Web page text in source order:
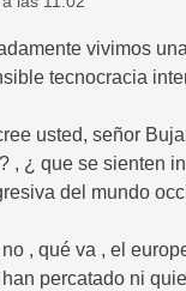
vivimos
tecnocracia
usted, señor
, ¿ que se sienten
del mundo
, qué va , el
percatado ni